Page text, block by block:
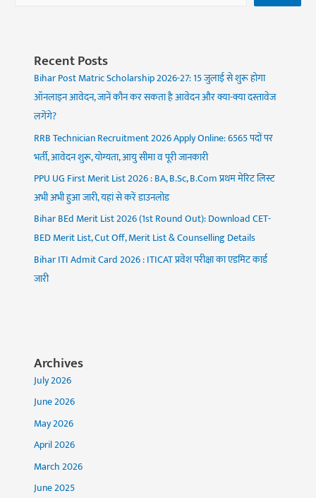
Recent Posts
Bihar Post Matric Scholarship 2026-27: 15 जुलाई से शुरू होगा
ऑनलाइन आवेदन, जानें कौन कर सकता है आवेदन और क्या-क्या दस्तावेज
लगेंगे?
RRB Technician Recruitment 2026 Apply Online: 6565 पदों पर
भर्ती, आवेदन शुरू, योग्यता, आयु सीमा व पूरी जानकारी
PPU UG First Merit List 2026 : BA, B.Sc, B.Com प्रथम मेरिट लिस्ट
अभी अभी हुआ जारी, यहां से करें डाउनलोड
Bihar BEd Merit List 2026 (1st Round Out): Download CET-
BED Merit List, Cut Off, Merit List & Counselling Details
Bihar ITI Admit Card 2026 : ITICAT प्रवेश परीक्षा का एडमिट कार्ड
जारी
Archives
July 2026
June 2026
May 2026
April 2026
March 2026
June 2025